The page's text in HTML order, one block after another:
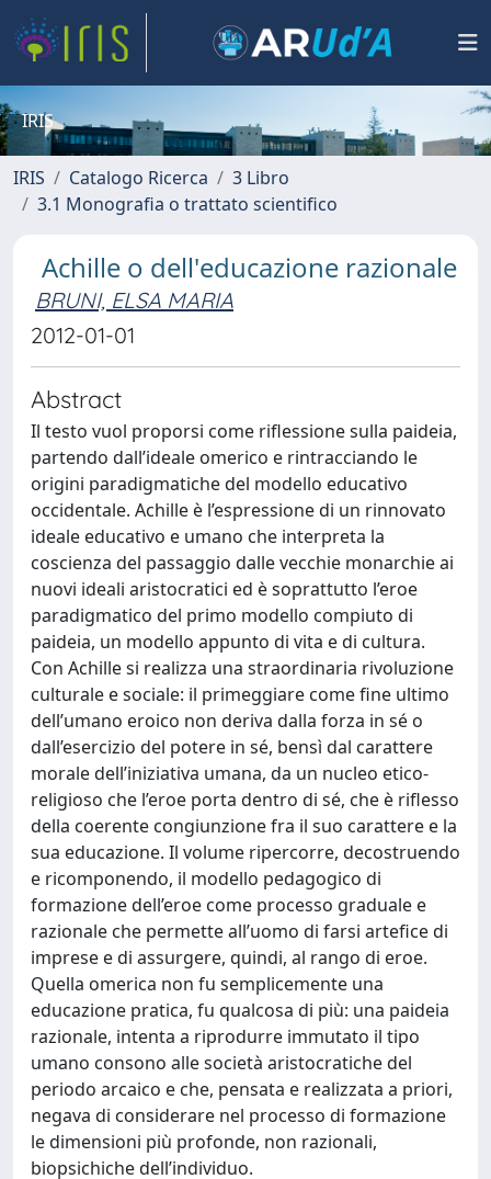
IRIS
IRIS Catalogo Ricerca
3 Libro
3.1 Monografia o trattato scientifico
Achille o dell'educazione razionale
BRUNI, ELSA MARIA
2012-01-01
Abstract
Il testo vuol proporsi come riflessione sulla paideia,
partendo dall’ideale omerico e rintracciando le
origini paradigmatiche del modello educativo
occidentale. Achille è l’espressione di un rinnovato
ideale educativo e umano che interpreta la
coscienza del passaggio dalle vecchie monarchie ai
nuovi ideali aristocratici ed è soprattutto l’eroe
paradigmatico del primo modello compiuto di
paideia, un modello appunto di vita e di cultura.
Con Achille si realizza una straordinaria rivoluzione
culturale e sociale: il primeggiare come fine ultimo
dell’umano eroico non deriva dalla forza in sé o
dall’esercizio del potere in sé, bensì dal carattere
morale dell’iniziativa umana, da un nucleo etico-
religioso che l’eroe porta dentro di sé, che è riflesso
della coerente congiunzione fra il suo carattere e la
sua educazione. Il volume ripercorre, decostruendo
e ricomponendo, il modello pedagogico di
formazione dell’eroe come processo graduale e
razionale che permette all’uomo di farsi artefice di
imprese e di assurgere, quindi, al rango di eroe.
Quella omerica non fu semplicemente una
educazione pratica, fu qualcosa di più: una paideia
razionale, intenta a riprodurre immutato il tipo
umano consono alle società aristocratiche del
periodo arcaico e che, pensata e realizzata a priori,
negava di considerare nel processo di formazione
le dimensioni più profonde, non razionali,
biopsichiche dell’individuo.